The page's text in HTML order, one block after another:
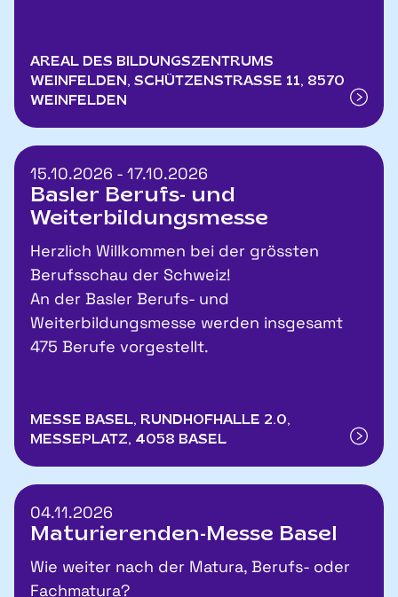
AREAL DES BILDUNGSZENTRUMS
WEINFELDEN, SCHÜTZENSTRASSE 11, 8570
WEINFELDEN
15.10.2026 - 17.10.2026
Basler Berufs- und
Weiterbildungsmesse
Herzlich Willkommen bei der grössten
Berufsschau der Schweiz!
An der Basler Berufs- und
Weiterbildungsmesse werden insgesamt
475 Berufe vorgestellt.
MESSE BASEL, RUNDHOFHALLE 2.0,
MESSEPLATZ, 4058 BASEL
04.11.2026
Maturierenden-Messe Basel
Wie weiter nach der Matura, Berufs- oder
Fachmatura?